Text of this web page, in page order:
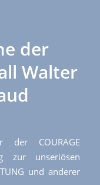
der
Walter
der COURAGE
zur unseriösen
und anderer